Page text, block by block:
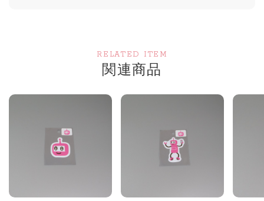
RELATED ITEM
関連商品